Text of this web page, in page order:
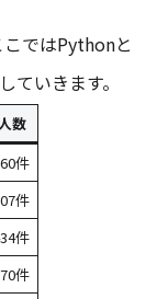
ではPythonと
いきます。
数
件
件
件
件